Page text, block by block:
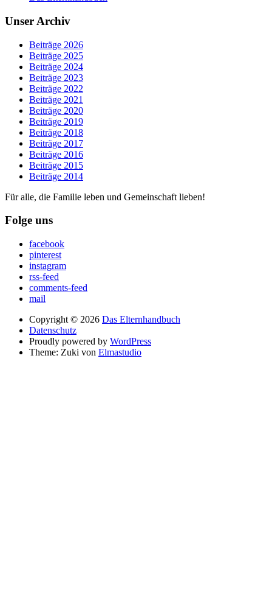
Unser Archiv
Beiträge 2026
Beiträge 2025
Beiträge 2024
Beiträge 2023
Beiträge 2022
Beiträge 2021
Beiträge 2020
Beiträge 2019
Beiträge 2018
Beiträge 2017
Beiträge 2016
Beiträge 2015
Beiträge 2014
Für alle, die Familie leben und Gemeinschaft lieben!
Folge uns
facebook
pinterest
instagram
rss-feed
comments-feed
mail
Copyright © 2026 Das Elternhandbuch
Datenschutz
Proudly powered by WordPress
Theme: Zuki von Elmastudio